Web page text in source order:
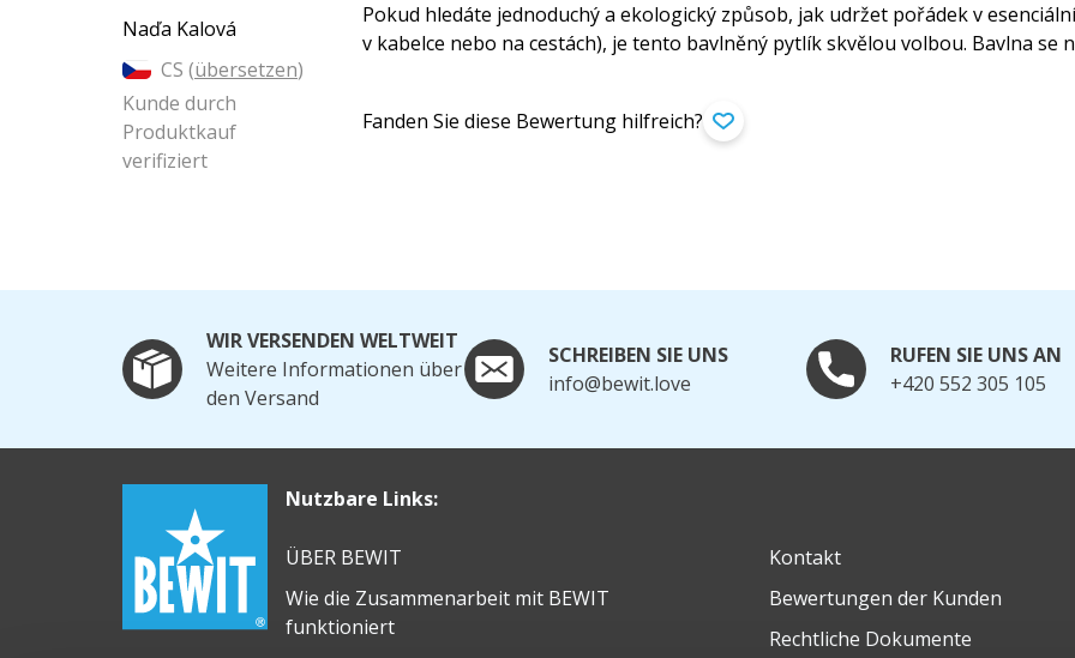
Naďa Kalová
CS (übersetzen)
Kunde durch
Produktkauf
verifiziert
Pokud hledáte jednoduchý a ekologický způsob, jak udržet pořádek v
v kabelce nebo na cestách), je tento bavlněný pytlík skvělou volbou. Bavlna se
Fanden Sie diese Bewertung hilfreich?
WIR VERSENDEN WELTWEIT
Weitere Informationen über
den Versand
SCHREIBEN SIE UNS
info@bewit.love
RUFEN SIE UNS AN
+420 552 305 105
Nutzbare Links:
ÜBER BEWIT
Wie die Zusammenarbeit mit BEWIT
funktioniert
Kontakt
Bewertungen der Kunden
Rechtliche Dokumente